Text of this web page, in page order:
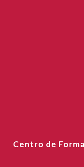
Centro de